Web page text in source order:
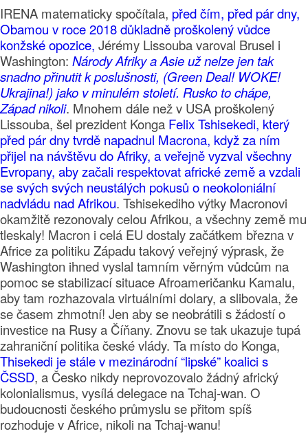
IRENA matematicky spočítala, před čím, před pár dny,
Obamou v roce 2018 důkladně proškolený vůdce
konžské opozice, Jérémy Lissouba varoval Brusel i
Washington: Národy Afriky a Asie už nelze jen tak
snadno přinutit k poslušnosti, (Green Deal! WOKE!
Ukrajina!) jako v minulém století. Rusko to chápe,
Západ nikoli. Mnohem dále než v USA proškolený
Lissouba, šel prezident Konga Felix Tshisekedi, který
před pár dny tvrdě napadnul Macrona, když za ním
přijel na návštěvu do Afriky, a veřejně vyzval všechny
Evropany, aby začali respektovat africké země a vzdali
se svých svých neustálých pokusů o neokoloniální
nadvládu nad Afrikou. Tshisekediho výtky Macronovi
okamžitě rezonovaly celou Afrikou, a všechny země mu
tleskaly! Macron i celá EU dostaly začátkem března v
Africe za politiku Západu takový veřejný výprask, že
Washington ihned vyslal tamním věrným vůdcům na
pomoc se stabilizací situace Afroameričanku Kamalu,
aby tam rozhazovala virtuálními dolary, a slibovala, že
se časem zhmotní! Jen aby se neobrátili s žádostí o
investice na Rusy a Číňany. Znovu se tak ukazuje tupá
zahraniční politika české vlády. Ta místo do Konga,
Thisekedi je stále v mezinárodní “lipské” koalici s
ČSSD, a Česko nikdy neprovozovalo žádný africký
kolonialismus, vysílá delegace na Tchaj-wan. O
budoucnosti českého průmyslu se přitom spíš
rozhoduje v Africe, nikoli na Tchaj-wanu!